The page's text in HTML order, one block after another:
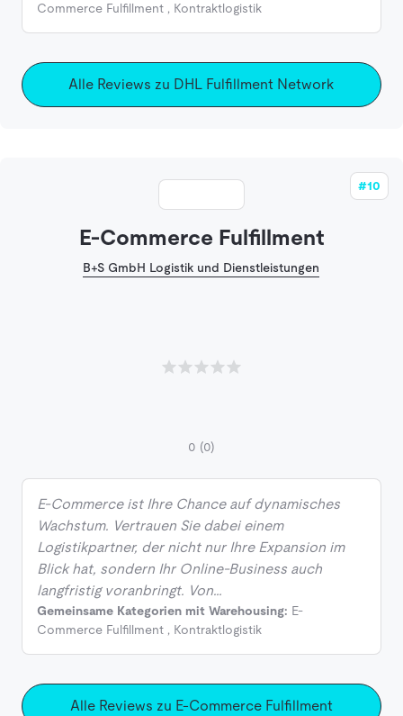
Commerce Fulfillment , Kontraktlogistik
Alle Reviews zu DHL Fulfillment Network
#10
E-Commerce Fulfillment
B+S GmbH Logistik und Dienstleistungen
0 (0)
E-Commerce ist Ihre Chance auf dynamisches
Wachstum. Vertrauen Sie dabei einem
Logistikpartner, der nicht nur Ihre Expansion im
Blick hat, sondern Ihr Online-Business auch
langfristig voranbringt. Von…
Gemeinsame Kategorien mit Warehousing: E-
Commerce Fulfillment , Kontraktlogistik
Alle Reviews zu E-Commerce Fulfillment